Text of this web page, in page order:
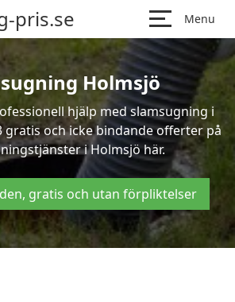
pris.se Menu
Holmsjö
hjälp med slamsugning i
gratis och icke bindande offerter på
i Holmsjö här.
gratis och utan förpliktelser